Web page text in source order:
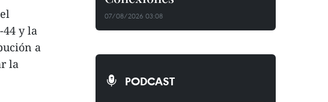
44 y la
a
la
07/08/2026 03:08
PODCAST